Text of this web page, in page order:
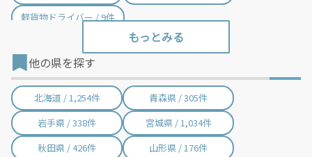
軽貨物ドライバー / 9件
他の県を探す
北海道 / 1,254件
青森県 / 305件
岩手県 / 338件
宮城県 / 1,034件
秋田県 / 426件
山形県 / 176件